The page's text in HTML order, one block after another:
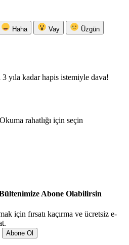
Haha Vay Üzgün
yıla kadar hapis istemiyle dava!
Okuma rahatlığı için seçin
Abone Olabilirsin
için fırsatı kaçırma ve ücretsiz e-
Abone Ol